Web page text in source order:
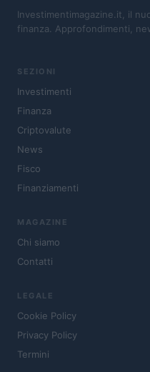
Investimentimagazine.it, il
finanza. Approfondimenti,
SEZIONI
Investimenti
Finanza
Criptovalute
News
Fisco
Finanziamenti
MAGAZINE
Chi siamo
Contatti
LEGALE
Cookie Policy
Privacy Policy
Termini